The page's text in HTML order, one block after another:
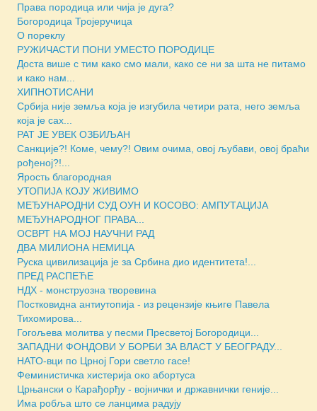
Права породица или чија је дуга?
Богородица Тројеручица
О пореклу
РУЖИЧАСТИ ПОНИ УМЕСТО ПОРОДИЦЕ
Доста више с тим како смо мали, како се ни за шта не питамо
и како нам...
ХИПНОТИСАНИ
Србија није земља која је изгубила четири рата, него земља
која је сах...
РАТ ЈЕ УВЕК ОЗБИЉАН
Санкције?! Коме, чему?! Овим очима, овој љубави, овој браћи
рођеној?!...
Ярость благородная
УТОПИЈА КОЈУ ЖИВИМО
МЕЂУНАРОДНИ СУД ОУН И КОСОВО: АМПУТАЦИЈА
МЕЂУНАРОДНОГ ПРАВА...
ОСВРТ НА МОЈ НАУЧНИ РАД
ДВА МИЛИОНА НЕМИЦА
Руска цивилизација је за Србина дио идентитета!...
ПРЕД РАСПЕЋЕ
НДХ - монструозна творевина
Постковидна антиутопија - из рецензије књиге Павела
Тихомирова...
Гогољева молитва у песми Пресветој Богородици...
ЗАПАДНИ ФОНДОВИ У БОРБИ ЗА ВЛАСТ У БЕОГРАДУ...
НАТО-вци по Црној Гори светло гасе!
Феминистичка хистерија око абортуса
Црњански о Карађорђу - војнички и државнички геније...
Има робља што се ланцима радују